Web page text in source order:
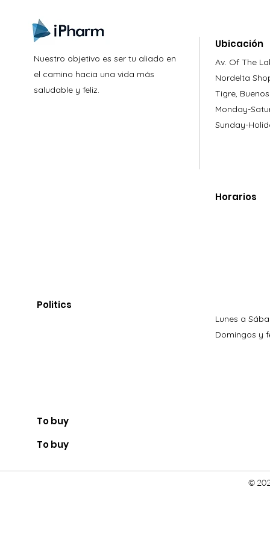
Nuestro objetivo es ser tu aliado en
el camino hacia una vida más
saludable y feliz.
Politics
To buy
To buy
Ubicación
Av. Of The
Nordelta
Tigre,
Monday-
Sunday-
Horarios
Lunes a
Domingos y
©